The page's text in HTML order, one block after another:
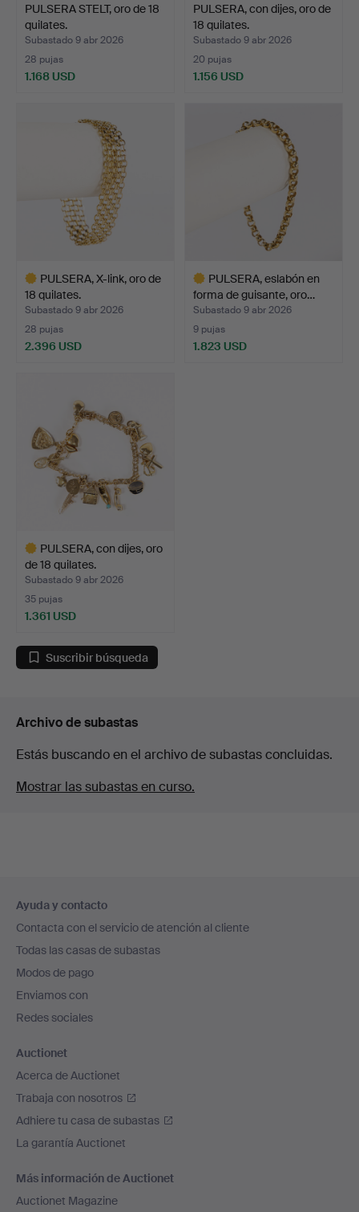
PULSERA STELT, oro de 18
quilates.
Subastado 9 abr 2026
28 pujas
1.168 USD
PULSERA, con dijes, oro de
18 quilates.
Subastado 9 abr 2026
20 pujas
1.156 USD
PULSERA, X-link, oro de
18 quilates.
Subastado 9 abr 2026
28 pujas
2.396 USD
PULSERA, eslabón en
forma de guisante, oro…
Subastado 9 abr 2026
9 pujas
1.823 USD
PULSERA, con dijes, oro
de 18 quilates.
Subastado 9 abr 2026
35 pujas
1.361 USD
seleccionado
Suscribir búsqueda
Archivo de subastas
Estás buscando en el archivo de subastas concluidas.
Mostrar las subastas en curso.
en
el
pie
de
página
Ayuda y contacto
Contacta con el servicio de atención al cliente
Todas las casas de subastas
Modos de pago
Enviamos con
Redes sociales
Auctionet
Acerca de Auctionet
Trabaja con nosotros
Adhiere tu casa de subastas
La garantía Auctionet
Más información de Auctionet
Auctionet Magazine